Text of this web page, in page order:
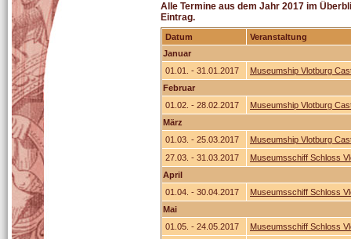
Alle Termine aus dem Jahr 2017 im
Eintrag.
Datum
Veranstaltung
Januar
01.01. - 31.01.2017
Museumship Vlotburg
Februar
01.02. - 28.02.2017
Museumship Vlotburg
März
01.03. - 25.03.2017
Museumship Vlotburg
27.03. - 31.03.2017
Museumsschiff Schloss
April
01.04. - 30.04.2017
Museumsschiff Schloss
Mai
01.05. - 24.05.2017
Museumsschiff Schloss